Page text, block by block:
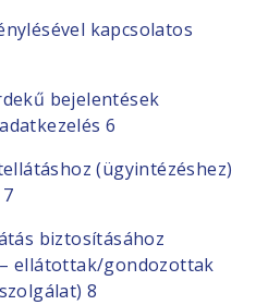
kapcsolatos
bejelentések
6
(ügyintézéshez)
biztosításához
ellátottak/gondozottak
8